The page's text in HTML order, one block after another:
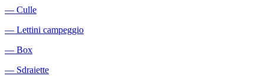
― Culle
― Lettini campeggio
― Box
― Sdraiette